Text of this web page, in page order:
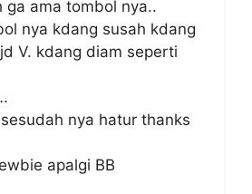
ga ama tombol nya..
nya kdang susah kdang
V. kdang diam seperti
nya hatur thanks
apalgi BB